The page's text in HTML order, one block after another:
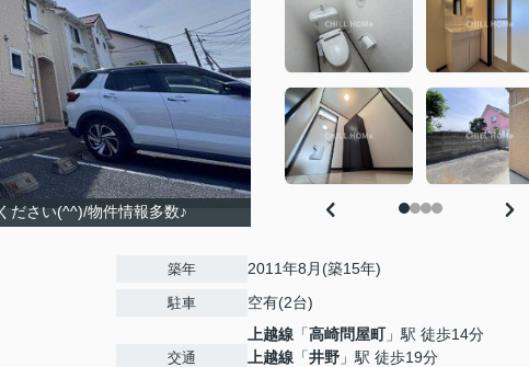
ださい(^^)/物件情報多数♪
築年 2011年8月(築15年)
駐車 空有(2台)
交通
上越線 「高崎問屋町」駅 徒歩14分
上越線 「井野 」駅 徒歩19分